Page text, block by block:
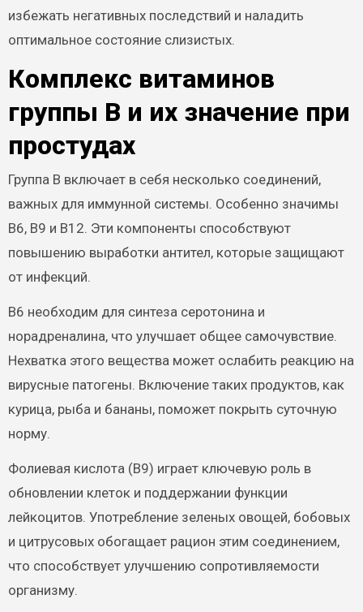
избежать негативных последствий и наладить
оптимальное состояние слизистых.
Комплекс витаминов
группы B и их значение при
простудах
Группа B включает в себя несколько соединений,
важных для иммунной системы. Особенно значимы
B6, B9 и B12. Эти компоненты способствуют
повышению выработки антител, которые защищают
от инфекций.
B6 необходим для синтеза серотонина и
норадреналина, что улучшает общее самочувствие.
Нехватка этого вещества может ослабить реакцию на
вирусные патогены. Включение таких продуктов, как
курица, рыба и бананы, поможет покрыть суточную
норму.
Фолиевая кислота (B9) играет ключевую роль в
обновлении клеток и поддержании функции
лейкоцитов. Употребление зеленых овощей, бобовых
и цитрусовых обогащает рацион этим соединением,
что способствует улучшению сопротивляемости
организму.